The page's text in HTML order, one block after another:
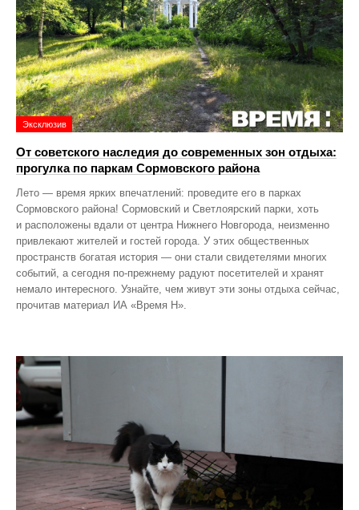
Эксклюзив
От советского наследия до современных зон отдыха:
прогулка по паркам Сормовского района
Лето — время ярких впечатлений: проведите его в парках
Сормовского района! Сормовский и Светлоярский парки, хоть
и расположены вдали от центра Нижнего Новгорода, неизменно
привлекают жителей и гостей города. У этих общественных
пространств богатая история — они стали свидетелями многих
событий, а сегодня по‑прежнему радуют посетителей и хранят
немало интересного. Узнайте, чем живут эти зоны отдыха сейчас,
прочитав материал ИА «Время Н».